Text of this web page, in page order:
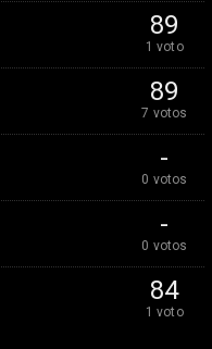
89
1 voto
89
7 votos
-
0 votos
-
0 votos
84
1 voto